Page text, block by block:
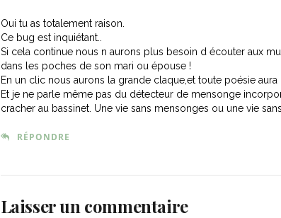
Oui tu as totalement raison.
Ce bug est inquiétant..
Si cela continue nous n aurons plus besoin d écouter aux
dans les poches de son mari ou épouse !
En un clic nous aurons la grande claque,et toute poésie aura
Et je ne parle même pas du détecteur de mensonge
cracher au bassinet. Une vie sans mensonges ou une vie
RÉPONDRE
Laisser un commentaire